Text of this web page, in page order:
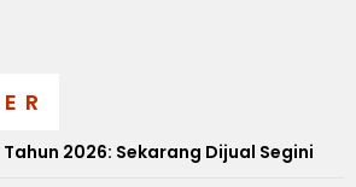
2026: Sekarang Dijual Segini